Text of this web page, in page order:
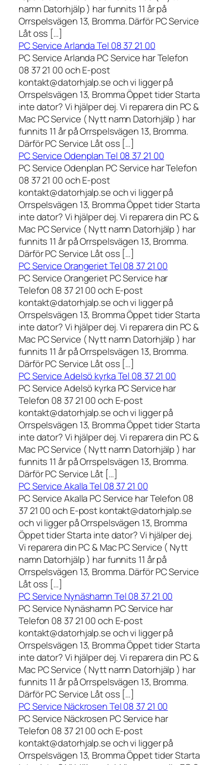
namn Datorhjälp ) har funnits 11 år på
Orrspelsvägen 13, Bromma. Därför PC Service
Låt oss […]
PC Service Arlanda Tel 08 37 21 00
PC Service Arlanda PC Service har Telefon
08 37 21 00 och E-post
kontakt@datorhjalp.se och vi ligger på
Orrspelsvägen 13, Bromma Öppet tider Starta
inte dator? Vi hjälper dej. Vi reparera din PC &
Mac PC Service ( Nytt namn Datorhjälp ) har
funnits 11 år på Orrspelsvägen 13, Bromma.
Därför PC Service Låt oss […]
PC Service Odenplan Tel 08 37 21 00
PC Service Odenplan PC Service har Telefon
08 37 21 00 och E-post
kontakt@datorhjalp.se och vi ligger på
Orrspelsvägen 13, Bromma Öppet tider Starta
inte dator? Vi hjälper dej. Vi reparera din PC &
Mac PC Service ( Nytt namn Datorhjälp ) har
funnits 11 år på Orrspelsvägen 13, Bromma.
Därför PC Service Låt oss […]
PC Service Orangeriet Tel 08 37 21 00
PC Service Orangeriet PC Service har
Telefon 08 37 21 00 och E-post
kontakt@datorhjalp.se och vi ligger på
Orrspelsvägen 13, Bromma Öppet tider Starta
inte dator? Vi hjälper dej. Vi reparera din PC &
Mac PC Service ( Nytt namn Datorhjälp ) har
funnits 11 år på Orrspelsvägen 13, Bromma.
Därför PC Service Låt oss […]
PC Service Adelsö kyrka Tel 08 37 21 00
PC Service Adelsö kyrka PC Service har
Telefon 08 37 21 00 och E-post
kontakt@datorhjalp.se och vi ligger på
Orrspelsvägen 13, Bromma Öppet tider Starta
inte dator? Vi hjälper dej. Vi reparera din PC &
Mac PC Service ( Nytt namn Datorhjälp ) har
funnits 11 år på Orrspelsvägen 13, Bromma.
Därför PC Service Låt […]
PC Service Akalla Tel 08 37 21 00
PC Service Akalla PC Service har Telefon 08
37 21 00 och E-post kontakt@datorhjalp.se
och vi ligger på Orrspelsvägen 13, Bromma
Öppet tider Starta inte dator? Vi hjälper dej.
Vi reparera din PC & Mac PC Service ( Nytt
namn Datorhjälp ) har funnits 11 år på
Orrspelsvägen 13, Bromma. Därför PC Service
Låt oss […]
PC Service Nynäshamn Tel 08 37 21 00
PC Service Nynäshamn PC Service har
Telefon 08 37 21 00 och E-post
kontakt@datorhjalp.se och vi ligger på
Orrspelsvägen 13, Bromma Öppet tider Starta
inte dator? Vi hjälper dej. Vi reparera din PC &
Mac PC Service ( Nytt namn Datorhjälp ) har
funnits 11 år på Orrspelsvägen 13, Bromma.
Därför PC Service Låt oss […]
PC Service Näckrosen Tel 08 37 21 00
PC Service Näckrosen PC Service har
Telefon 08 37 21 00 och E-post
kontakt@datorhjalp.se och vi ligger på
Orrspelsvägen 13, Bromma Öppet tider Starta